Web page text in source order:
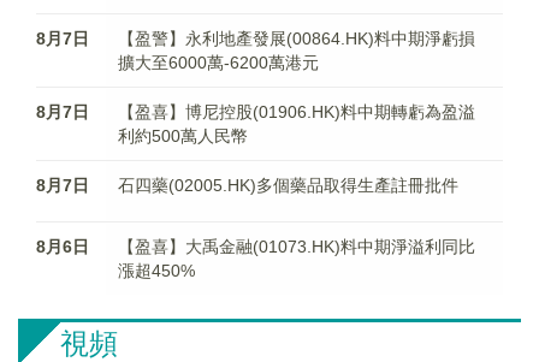
8月7日
【盈警】永利地產發展(00864.HK)料中期淨虧損
擴大至6000萬-6200萬港元
8月7日
【盈喜】博尼控股(01906.HK)料中期轉虧為盈溢
利約500萬人民幣
8月7日 石四藥(02005.HK)多個藥品取得生產註冊批件
8月6日
【盈喜】大禹金融(01073.HK)料中期淨溢利同比
漲超450%
視頻